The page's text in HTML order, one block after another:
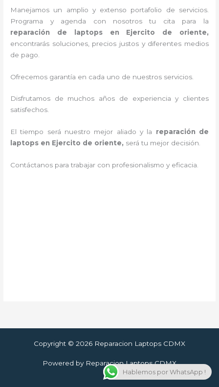
Manejamos un amplio y extenso portafolio de servicios.
Programa y agenda con nosotros tu cita para la
reparación de laptops en Ejercito de oriente,
encontrarás soluciones, precios justos y diferentes medios
de pago.
Ofrecemos garantía en cada uno de nuestros servicios.
Disfrutamos de muchos años de experiencia y clientes
satisfechos.
El tiempo será nuestro mejor aliado y la reparación de
laptops en Ejercito de oriente, será tu mejor decisión.
Contáctanos para trabajar con profesionalismo y eficacia.
Copyright © 2026 Reparacion Laptops CDMX
Powered by Reparacion Laptops CDMX
Hablemos por WhatsApp !